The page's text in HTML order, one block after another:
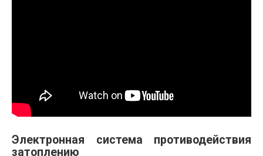
Электронная система противодействия
затоплению